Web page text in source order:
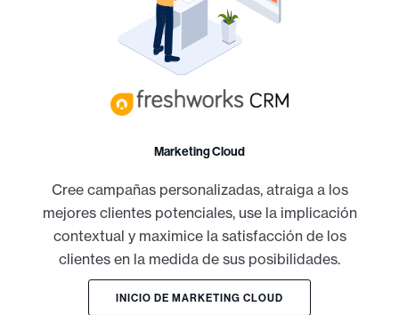
Marketing Cloud
Cree campañas personalizadas, atraiga a los
mejores clientes potenciales, use la implicación
contextual y maximice la satisfacción de los
clientes en la medida de sus posibilidades.
INICIO DE MARKETING CLOUD